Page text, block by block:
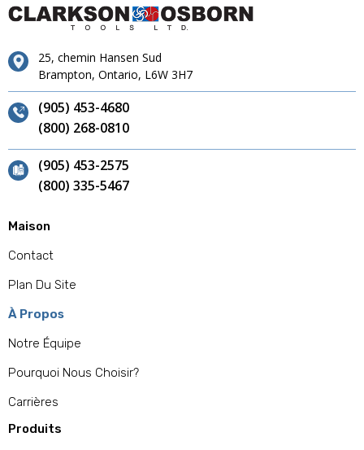
25, chemin Hansen Sud
Brampton, Ontario, L6W 3H7
(905) 453-4680
(800) 268-0810
(905) 453-2575
(800) 335-5467
Maison
Contact
Plan Du Site
À Propos
Notre Équipe
Pourquoi Nous Choisir?
Carrières
Produits